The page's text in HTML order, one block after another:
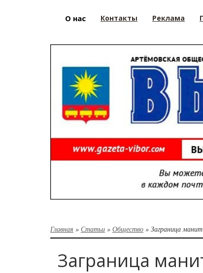
О нас Контакты Реклама
Главная » Статьи » Общество » Заграница
Заграница